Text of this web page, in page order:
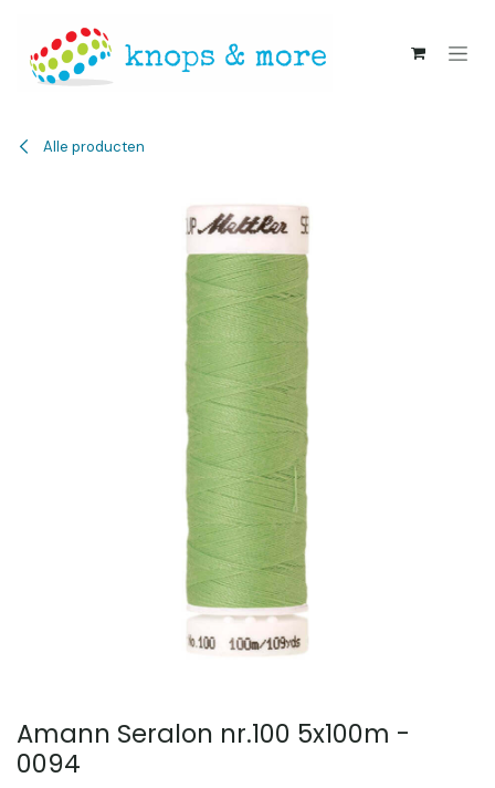
Alle producten
Amann Seralon nr.100 5x100m -
0094